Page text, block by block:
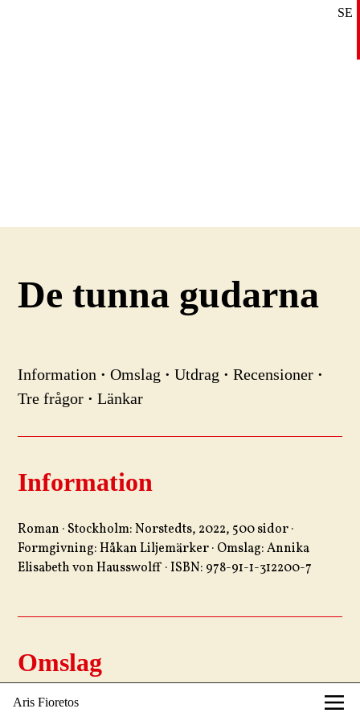
Aris Fioretos
SE
De tunna gudarna
Information ·Omslag ·Utdrag ·Recensioner ·
Tre frågor ·Länkar
Information
Roman · Stockholm: Norstedts, 2022, 500 sidor ·
Formgivning: Håkan Liljemärker · Omslag: Annika
Elisabeth von Hausswolff · ISBN: 978-91-1-312200-7
Omslag
Ache Middler – rockmusiker i exil, dålig hälsa – får post